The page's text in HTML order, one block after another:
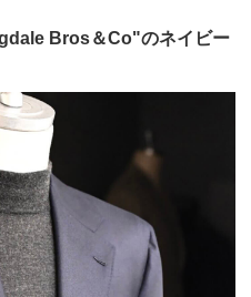
Bros＆Co"のネイビー